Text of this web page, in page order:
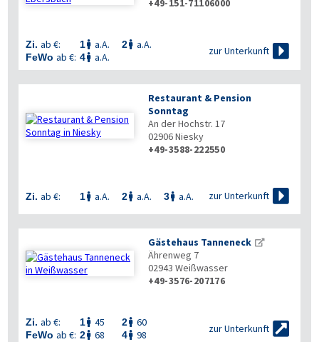
+49-151-71106000
Zi. ab €: 1 a.A. 2 a.A.
FeWo ab €: 4 a.A.
zur Unterkunft 
Restaurant & Pension
Sonntag
An der Hochstr. 17
02906Niesky
+49-3588-222550
Zi. ab €: 1 a.A. 2 a.A. 3 a.A. zur Unterkunft 
Gästehaus Tanneneck
Ährenweg 7
02943 Weißwasser
+49-3576-207176
Zi. ab €: 1 45 2 60
FeWo ab €: 2 68 4 98
zur Unterkunft 